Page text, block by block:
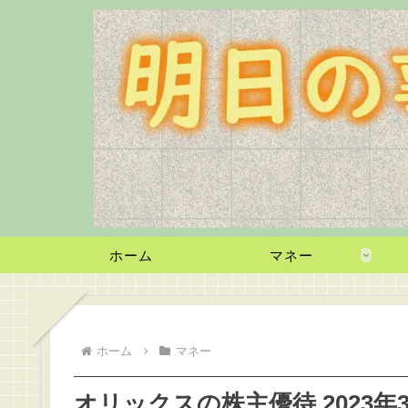
ホーム マネー
ホーム マネー